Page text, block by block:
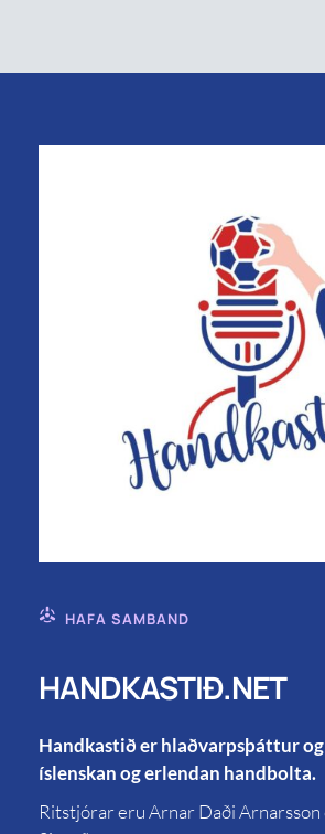
HAFA SAMBAND
HANDKASTIÐ.NET
Handkastið er hlaðvarpsþáttur
íslenskan og erlendan handbolta.
Ritstjórar eru Arnar Daði